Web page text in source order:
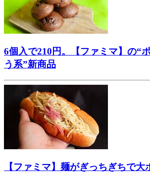
6個入で210円。【ファミマ】の“
う系”新商品
【ファミマ】麺がぎっちぎちで大